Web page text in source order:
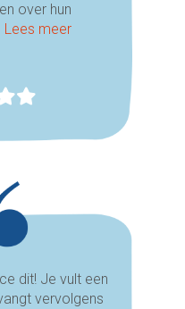
over hun
Lees meer
dit! Je vult een
vervolgens